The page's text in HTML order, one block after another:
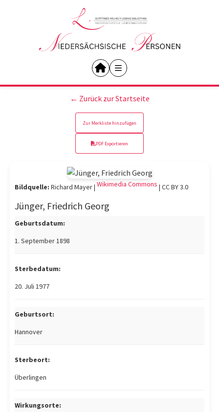
← Zurück zur Startseite
Zur Merkliste hinzufügen
PDF Exportieren
Jünger, Friedrich Georg
Geburtsdatum:
1. September 1898
Sterbedatum:
20. Juli 1977
Geburtsort:
Hannover
Sterbeort:
Überlingen
Wirkungsorte:
Bildquelle: Richard Mayer | Wikimedia Commons | CC BY 3.0